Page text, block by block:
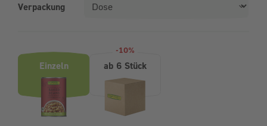
Verpackung
Einzeln
-10%
ab 6 Stück